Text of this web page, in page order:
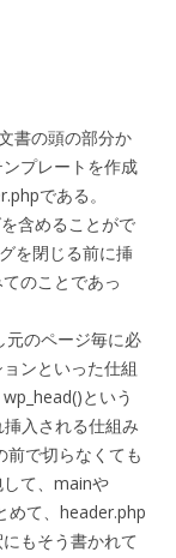
書の頭の部分か
プレートを作成
である。
含めることがで
を閉じる前に挿
のことであっ
のページ毎に必
ンといった仕組
という
入される仕組み
前で切らなくても
て、mainや
めて、header.php
もそう書かれて